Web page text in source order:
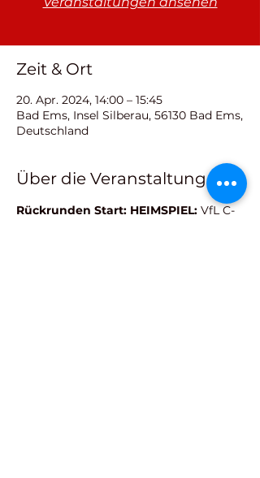
Zeit & Ort
20. Apr. 2024, 14:00 – 15:45
Bad Ems, Insel Silberau, 56130 Bad Ems,
Deutschland
Über die Veranstaltung
Rückrunden Start: HEIMSPIEL: VfL C-